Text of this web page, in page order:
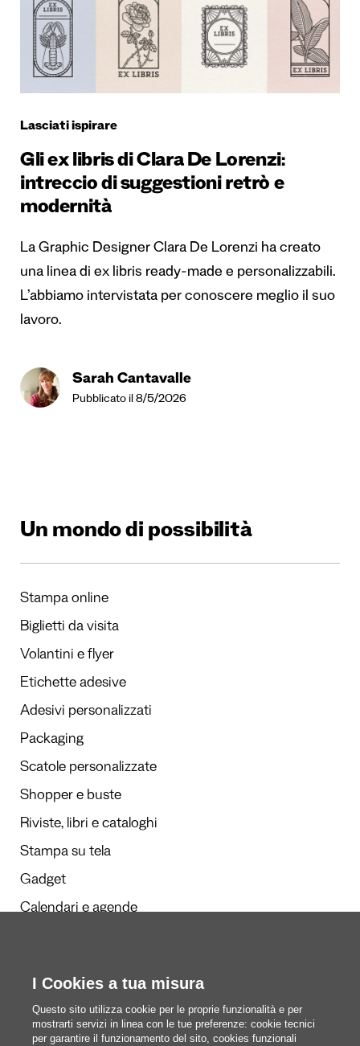
Lasciati ispirare
Gli ex libris di Clara De Lorenzi:
intreccio di suggestioni retrò e
modernità
La Graphic Designer Clara De Lorenzi ha creato
una linea di ex libris ready-made e personalizzabili.
L’abbiamo intervistata per conoscere meglio il suo
lavoro.
Sarah Cantavalle
Pubblicato il 8/5/2026
Un mondo di possibilità
Stampa online
Biglietti da visita
Volantini e flyer
Etichette adesive
Adesivi personalizzati
Packaging
Scatole personalizzate
Shopper e buste
Riviste, libri e cataloghi
Stampa su tela
Gadget
Calendari e agende
Redazione
Questi siamo noi
I Cookies a tua misura
Questo sito utilizza cookie per le proprie funzionalità e per
mostrarti servizi in linea con le tue preferenze: cookie tecnici
per garantire il funzionamento del sito, cookies funzionali